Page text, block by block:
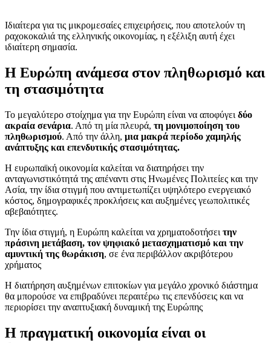
Ιδιαίτερα για τις μικρομεσαίες επιχειρήσεις, που αποτελούν τη
ραχοκοκαλιά της ελληνικής οικονομίας, η εξέλιξη αυτή έχει
ιδιαίτερη σημασία.
Η Ευρώπη ανάμεσα στον πληθωρισμό και
τη στασιμότητα
Το μεγαλύτερο στοίχημα για την Ευρώπη είναι να αποφύγει δύο
ακραία σενάρια. Από τη μία πλευρά, τη μονιμοποίηση του
πληθωρισμού. Από την άλλη, μια μακρά περίοδο χαμηλής
ανάπτυξης και επενδυτικής στασιμότητας.
Η ευρωπαϊκή οικονομία καλείται να διατηρήσει την
ανταγωνιστικότητά της απέναντι στις Ηνωμένες Πολιτείες και την
Ασία, την ίδια στιγμή που αντιμετωπίζει υψηλότερο ενεργειακό
κόστος, δημογραφικές προκλήσεις και αυξημένες γεωπολιτικές
αβεβαιότητες.
Την ίδια στιγμή, η Ευρώπη καλείται να χρηματοδοτήσει την
πράσινη μετάβαση, τον ψηφιακό μετασχηματισμό και την
αμυντική της θωράκιση, σε ένα περιβάλλον ακριβότερου
χρήματος
Η διατήρηση αυξημένων επιτοκίων για μεγάλο χρονικό διάστημα
θα μπορούσε να επιβραδύνει περαιτέρω τις επενδύσεις και να
περιορίσει την αναπτυξιακή δυναμική της Ευρώπης
Η πραγματική οικονομία είναι οι